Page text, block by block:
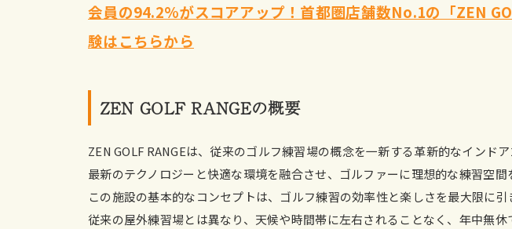
会員の94.2%がスコアアップ！首都圏店舗数No.1の「ZEN
験はこちらから
ZEN GOLF RANGEの概要
ZEN GOLF RANGEは、従来のゴルフ練習場の概念を一新する革新的なインドア
最新のテクノロジーと快適な環境を融合させ、ゴルファーに理想的な練習空間
この施設の基本的なコンセプトは、ゴルフ練習の効率性と楽しさを最大限に引
従来の屋外練習場とは異なり、天候や時間帯に左右されることなく、年中無